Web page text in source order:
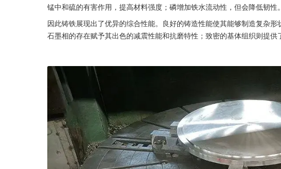
锰中和硫的有害作用，提高材料强度；磷增加铁水流动性，但会降低韧性。
因此铸铁展现出了优异的综合性能。良好的铸造性能使其能够制造复杂
石墨相的存在赋予其出色的减震性能和抗磨特性；致密的基体组织则提供